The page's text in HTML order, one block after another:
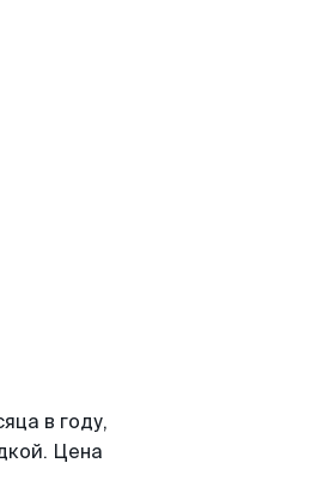
в году,
Цена